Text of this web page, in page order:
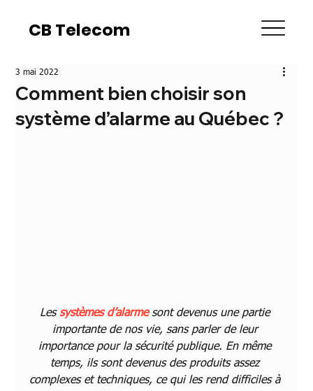
CB Telecom
CB Telecom
Comment bien choisir son
système d’alarme au Québec ?
3 mai 2022
Les systèmes d’alarme sont devenus une partie
importante de nos vie, sans parler de leur
importance pour la sécurité publique. En même
temps, ils sont devenus des produits assez
complexes et techniques, ce qui les rend difficiles à